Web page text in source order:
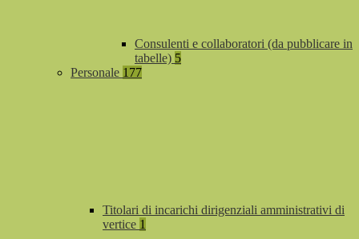
Consulenti e collaboratori (da pubblicare in
tabelle) 5
Personale 177
Titolari di incarichi dirigenziali amministrativi di
vertice 1